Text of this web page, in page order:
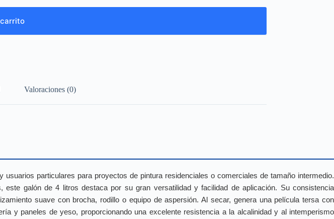
Valoraciones (0)
usuarios particulares para proyectos de pintura residenciales o comerciales de tamaño intermedio.
galón de 4 litros destaca por su gran versatilidad y facilidad de aplicación. Su consistencia
suave con brocha, rodillo o equipo de aspersión. Al secar, genera una película tersa con
y paneles de yeso, proporcionando una excelente resistencia a la alcalinidad y al intemperismo